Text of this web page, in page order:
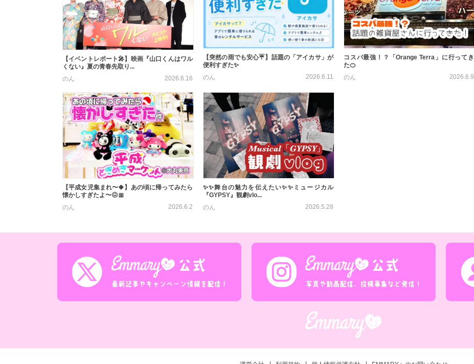
【イベントレポート🎤】映画『山口くんはワル
くない』夏の青春先取り...
のん
2026.6.16
【突然の雨でも安心☔️】話題の「アイカサ」が
便利すぎた✨
のん
2026.6.11
コスパ最強！？「Orange Terra」に行ってき
た🍊
のん
2026.6.9
【平成女児集まれ〜🍀】あの頃に帰ってみたら
懐かしすぎたよ〜😖🎀
のん
2026.6.2
✨✨舞台の魅力を伝えたい✨✨ミュージカル
『GYPSY』観劇vlo...
のん
2026.5.28